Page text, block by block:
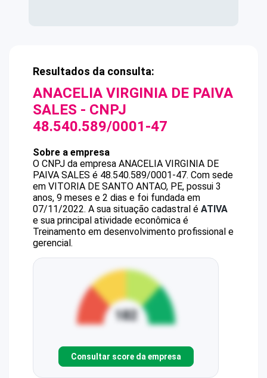
Resultados da consulta:
ANACELIA VIRGINIA DE PAIVA
SALES - CNPJ
48.540.589/0001-47
Sobre a empresa
O CNPJ da empresa ANACELIA VIRGINIA DE
PAIVA SALES é 48.540.589/0001-47. Com sede
em VITORIA DE SANTO ANTAO, PE, possui 3
anos, 9 meses e 2 dias e foi fundada em
07/11/2022. A sua situação cadastral é ATIVA
e sua principal atividade econômica é
Treinamento em desenvolvimento profissional e
gerencial.
Consultar score da empresa